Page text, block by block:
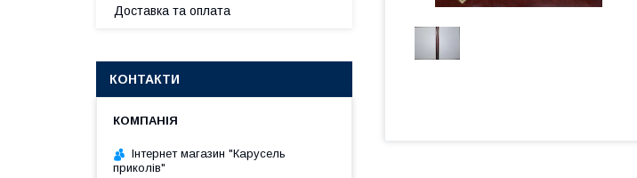
Доставка та оплата
КОНТАКТИ
Інтернет магазин "Карусель
приколів"